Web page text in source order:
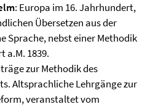
: Europa im 16. Jahrhundert,
Übersetzen aus der
Sprache, nebst einer Methodik
a.M. 1839.
zur Methodik des
Altsprachliche Lehrgänge zur
veranstaltet vom